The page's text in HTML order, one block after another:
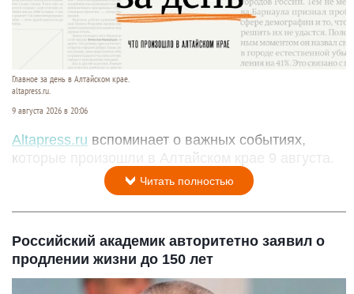
Главное за день в Алтайском крае.
altapress.ru.
9 августа 2026 в 20:06
Altapress.ru вспоминает о важных событиях,
которые произошли в Алтайском крае 9 августа.
Читать полностью
Российский академик авторитетно заявил о
продлении жизни до 150 лет